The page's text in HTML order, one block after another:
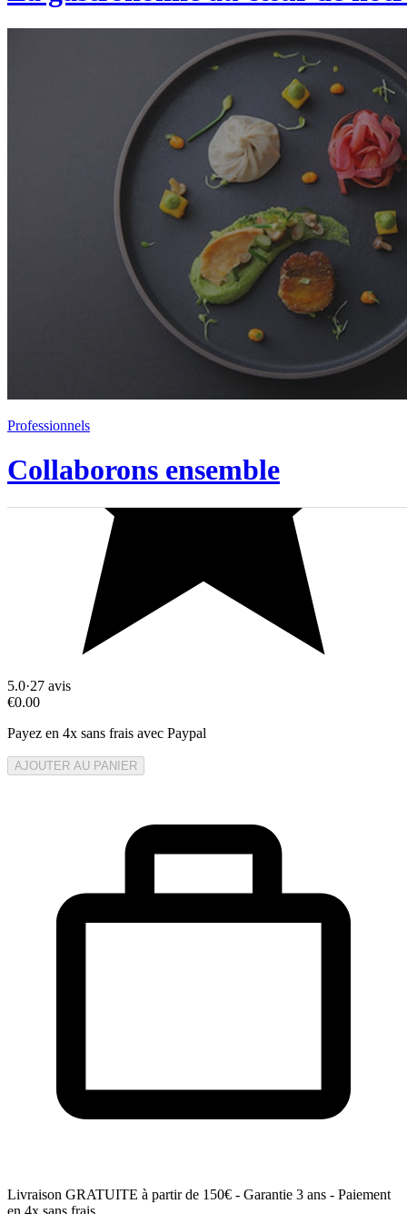
Professionnels
Collaborons ensemble
5.0·27 avis
€0.00
Payez en 4x sans frais avec Paypal
AJOUTER AU PANIER
Livraison GRATUITE à partir de 150€ - Garantie 3 ans - Paiement
en 4x sans frais